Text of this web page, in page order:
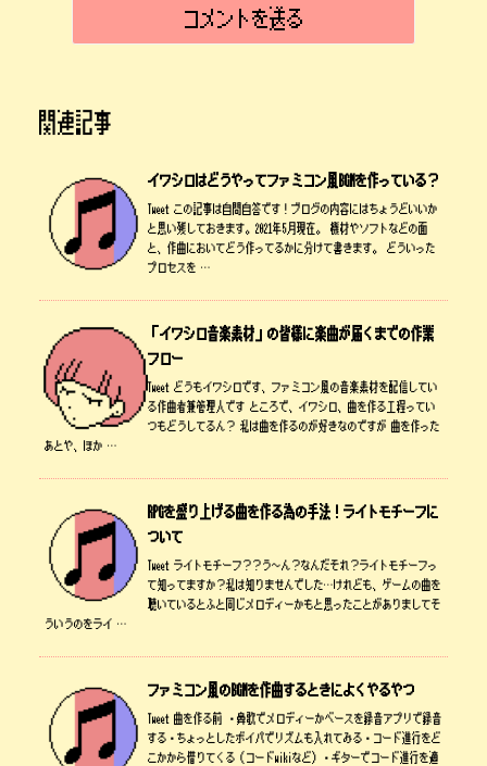
関連記事
イワシロはどうやってファミコン風BGMを作っている？
Tweet この記事は自問自答です！ブログの内容にはちょうどいいか
と思い残しておきます。2021年5月現在。 機材やソフトなどの面
と、作曲においてどう作ってるかに分けて書きます。 どういった
プロセスを …
「イワシロ音楽素材」の皆様に楽曲が届くまでの作業
フロー
Tweet どうもイワシロです、ファミコン風の音楽素材を配信してい
る作曲者兼管理人です ところで、イワシロ、曲を作る工程ってい
つもどうしてるん？ 私は曲を作るのが好きなのですが 曲を作った
あとや、ほか …
RPGを盛り上げる曲を作る為の手法！ライトモチーフに
ついて
Tweet ライトモチーフ？？う～ん？なんだそれ？ライトモチーフっ
て知ってますか？私は知りませんでした…けれども、ゲームの曲を
聴いているとふと同じメロディーかもと思ったことがありましてそ
ういうのをライ …
ファミコン風のBGMを作曲するときによくやるやつ
Tweet 曲を作る前 ・鼻歌でメロディーかベースを録音アプリで録音
する・ちょっとしたボイパでリズムも入れてみる・コード進行をど
こかから借りてくる（コードwikiなど）・ギターでコード進行を適